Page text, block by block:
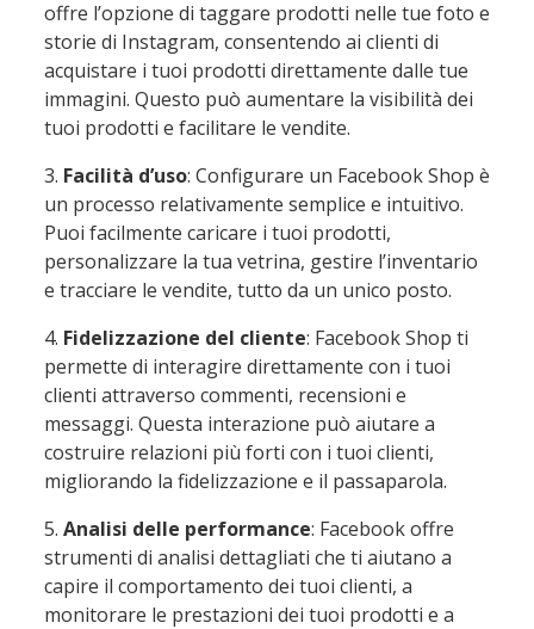
offre l’opzione di taggare prodotti nelle tue foto e
storie di Instagram, consentendo ai clienti di
acquistare i tuoi prodotti direttamente dalle tue
immagini. Questo può aumentare la visibilità dei
tuoi prodotti e facilitare le vendite.
3. Facilità d’uso: Configurare un Facebook Shop è
un processo relativamente semplice e intuitivo.
Puoi facilmente caricare i tuoi prodotti,
personalizzare la tua vetrina, gestire l’inventario
e tracciare le vendite, tutto da un unico posto.
4. Fidelizzazione del cliente: Facebook Shop ti
permette di interagire direttamente con i tuoi
clienti attraverso commenti, recensioni e
messaggi. Questa interazione può aiutare a
costruire relazioni più forti con i tuoi clienti,
migliorando la fidelizzazione e il passaparola.
5. Analisi delle performance: Facebook offre
strumenti di analisi dettagliati che ti aiutano a
capire il comportamento dei tuoi clienti, a
monitorare le prestazioni dei tuoi prodotti e a